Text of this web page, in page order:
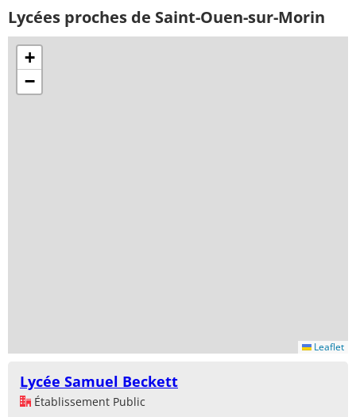
Lycées proches de Saint-Ouen-sur-Morin
+
−
Leaflet
Lycée Samuel Beckett
Établissement Public